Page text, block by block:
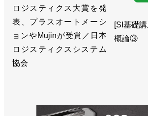
ロジスティクス大賞を発
表、プラスオートメーシ
ョンやMujinが受賞／日本
ロジスティクスシステム
協会
[SI基礎
概論③